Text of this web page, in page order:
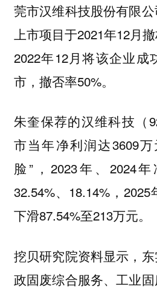
莞市汉维科技股份有限
上市项目于2021年12月
2022年12月将该企业成
市，撤否率50%。
朱奎保荐的汉维科技（
市当年净利润达3609
脸”，2023年、2024
32.54%、18.14%，
下滑87.54%至213万元。
挖贝研究院资料显示，
政固废综合服务、工业